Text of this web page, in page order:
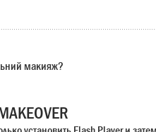
макияж?